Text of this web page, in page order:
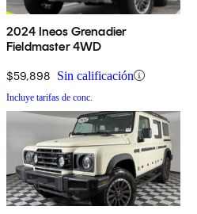
2024 Ineos Grenadier
Fieldmaster 4WD
$59,898 Sin calificación
Incluye tarifas de conc.